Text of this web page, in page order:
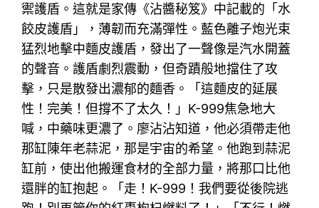
禦護盾。這就是家傳《沾醬秘笈》中記載的「水
餃皮護盾」，薄韌而充滿彈性。藍色離子炮光束
猛烈地擊中麵皮護盾，發出了一聲像是汽水開蓋
的聲音。護盾劇烈震動，但奇蹟般地擋住了攻
擊，只是散發出濃郁的麵香。「這麵皮的延展
性！完美！但撐不了太久！」K-999焦急地大
喊，中藥味更濃了。廖沾沾知道，他必須帶走他
那缸陳年老蒜泥，那是宇宙的希望。他跑到蒜泥
缸前，使出他搬運食材的全部力量，將那口比他
還胖的缸抱起。「走！K-999！我們要從後院逃